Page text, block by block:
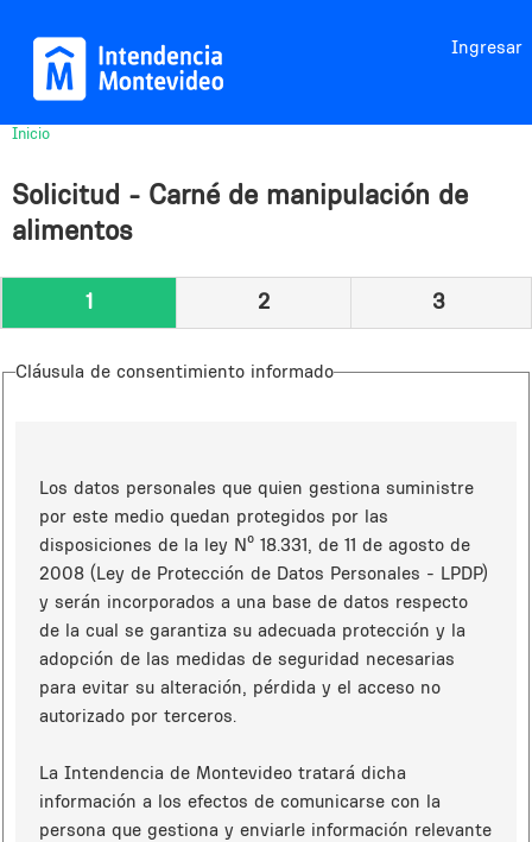
Ingresar
está
aquí
Inicio
Solicitud - Carné de manipulación de
alimentos
1 2 3
Cláusula de consentimiento informado
Los datos personales que quien gestiona suministre
por este medio quedan protegidos por las
disposiciones de la ley Nº 18.331, de 11 de agosto de
2008 (Ley de Protección de Datos Personales - LPDP)
y serán incorporados a una base de datos respecto
de la cual se garantiza su adecuada protección y la
adopción de las medidas de seguridad necesarias
para evitar su alteración, pérdida y el acceso no
autorizado por terceros.
La Intendencia de Montevideo tratará dicha
información a los efectos de comunicarse con la
persona que gestiona y enviarle información relevante